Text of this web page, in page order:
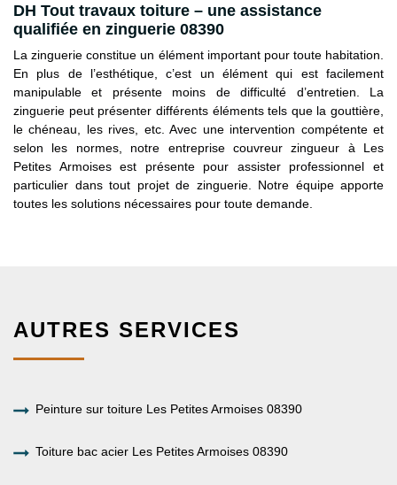
DH Tout travaux toiture – une assistance
qualifiée en zinguerie 08390
La zinguerie constitue un élément important pour toute habitation.
En plus de l’esthétique, c’est un élément qui est facilement
manipulable et présente moins de difficulté d’entretien. La
zinguerie peut présenter différents éléments tels que la gouttière,
le chéneau, les rives, etc. Avec une intervention compétente et
selon les normes, notre entreprise couvreur zingueur à Les
Petites Armoises est présente pour assister professionnel et
particulier dans tout projet de zinguerie. Notre équipe apporte
toutes les solutions nécessaires pour toute demande.
AUTRES SERVICES
Peinture sur toiture Les Petites Armoises 08390
Toiture bac acier Les Petites Armoises 08390